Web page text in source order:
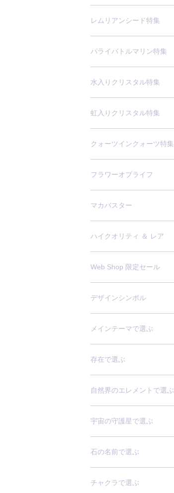
レムリアンシード特集
パライバトルマリン特集
水入りクリスタル特集
虹入りクリスタル特集
クォーツインクォーツ特集
フラワーオブライフ
マカバスター
ハイクオリティ ＆ レア
Web Shop 限定セール
デザインシンボル
メインテーマで選ぶ
存在で選ぶ
自然界のエレメントで選ぶ
宇宙の守護星で選ぶ
石の名前で選ぶ
チャクラで選ぶ